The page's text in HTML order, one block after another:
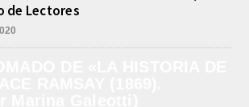
de Lectores